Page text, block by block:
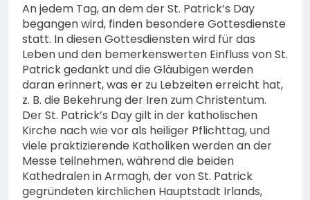
An jedem Tag, an dem der St. Patrick’s Day
begangen wird, finden besondere Gottesdienste
statt. In diesen Gottesdiensten wird für das
Leben und den bemerkenswerten Einfluss von St.
Patrick gedankt und die Gläubigen werden
daran erinnert, was er zu Lebzeiten erreicht hat,
z. B. die Bekehrung der Iren zum Christentum.
Der St. Patrick’s Day gilt in der katholischen
Kirche nach wie vor als heiliger Pflichttag, und
viele praktizierende Katholiken werden an der
Messe teilnehmen, während die beiden
Kathedralen in Armagh, der von St. Patrick
gegründeten kirchlichen Hauptstadt Irlands,